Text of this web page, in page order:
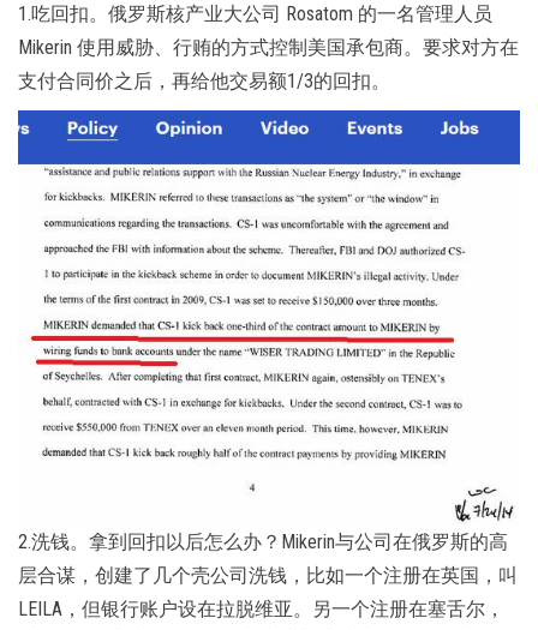
1.吃回扣。俄罗斯核产业大公司 Rosatom 的一名管理人员
Mikerin 使用威胁、行贿的方式控制美国承包商。要求对方在
支付合同价之后，再给他交易额1/3的回扣。
2.洗钱。拿到回扣以后怎么办？Mikerin与公司在俄罗斯的高
层合谋，创建了几个壳公司洗钱，比如一个注册在英国，叫
LEILA，但银行账户设在拉脱维亚。另一个注册在塞舌尔，